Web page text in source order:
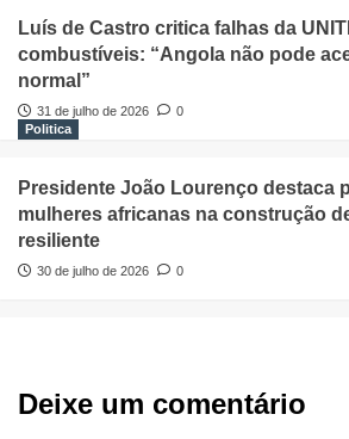
Luís de Castro critica falhas da
combustíveis: “Angola não pode
normal”
31 de julho de 2026
0
Politica
Presidente João Lourenço destaca
mulheres africanas na construção
resiliente
30 de julho de 2026 0
Deixe um comentário